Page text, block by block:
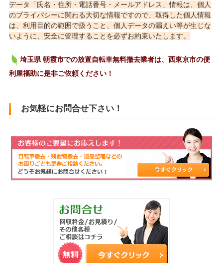
データ「氏名・住所・電話番号・メールアドレス」情報は、個人
のプライバシーに関わる大切な情報ですので、取得した個人情報
は、利用目的の範囲で扱うこと、個人データの漏えい等が生じな
いように、安全に管理することを必ずお約束いたします。
埼玉県 朝霞市での放置自転車無料撤去業者は、西東京市の便
利屋福助に是非ご依頼ください！
お気軽にお問合せ下さい！